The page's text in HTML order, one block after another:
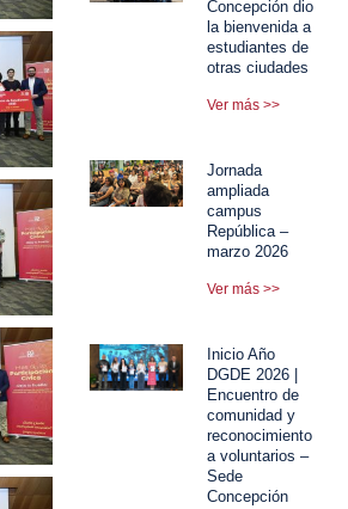
Concepción dio
la bienvenida a
estudiantes de
otras ciudades
Ver más >>
Jornada
ampliada
campus
República –
marzo 2026
Ver más >>
Inicio Año
DGDE 2026 |
Encuentro de
comunidad y
reconocimiento
a voluntarios –
Sede
Concepción